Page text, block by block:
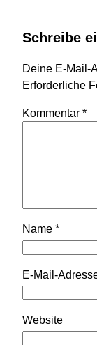
Schreibe
Deine E-Mail-
Erforderliche
Kommentar *
Name *
E-Mail-
Website